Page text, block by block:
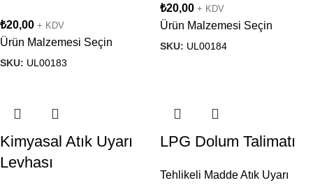
₺20,00 + KDV
Ürün Malzemesi Seçin
SKU: UL00183
₺20,00 + KDV
Ürün Malzemesi Seçin
SKU: UL00184
Kimyasal Atık Uyarı
Levhası
LPG Dolum Talimatı
Tehlikeli Madde Atık Uyarı